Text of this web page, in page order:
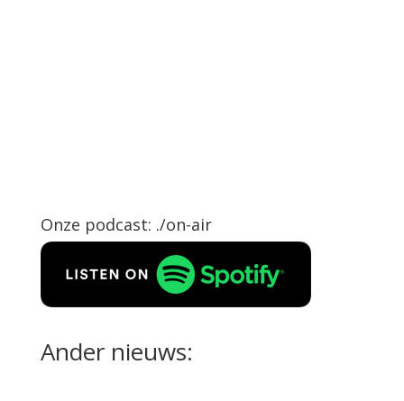
Onze podcast: ./on-air
Ander nieuws: